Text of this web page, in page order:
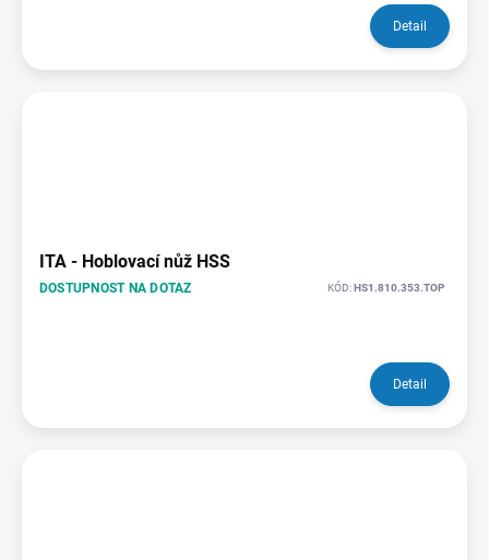
Detail
ITA - Hoblovací nůž HSS
DOSTUPNOST NA DOTAZ KÓD: HS1.810.353.TOP
Detail